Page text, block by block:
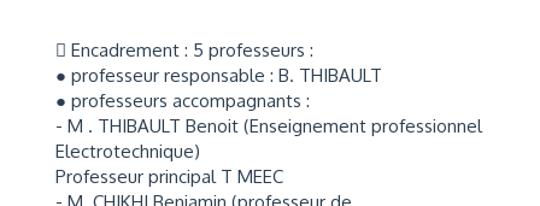
 Encadrement : 5 professeurs :
● professeur responsable : B. THIBAULT
● professeurs accompagnants :
- M . THIBAULT Benoit (Enseignement professionnel
Electrotechnique)
Professeur principal T MEEC